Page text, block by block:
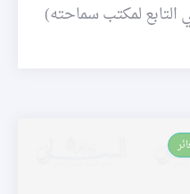
التابع لمكتب سماحته)